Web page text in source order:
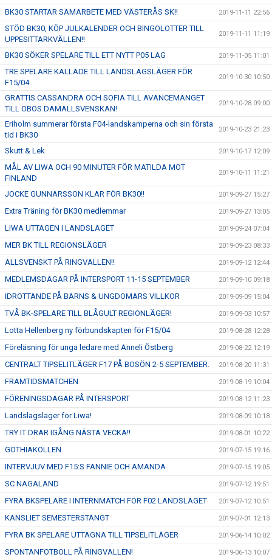
BK30 STARTAR SAMARBETE MED VÄSTERÅS SK!! 2019-11-11 22:56
STÖD BK30, KÖP JULKALENDER OCH BINGOLOTTER TILL
UPPESITTARKVÄLLEN!!
2019-11-11 11:19
BK30 SÖKER SPELARE TILL ETT NYTT P05 LAG 2019-11-05 11:01
TRE SPELARE KALLADE TILL LANDSLAGSLÄGER FÖR
F15/04
2019-10-30 10:50
GRATTIS CASSANDRA OCH SOFIA TILL AVANCEMANGET
TILL OBOS DAMALLSVENSKAN!
2019-10-28 09:00
Eriholm summerar första F04-landskamperna och sin första
tid i BK30
2019-10-23 21:23
Skutt & Lek 2019-10-17 12:09
MÅL AV LIWA OCH 90 MINUTER FÖR MATILDA MOT
FINLAND
2019-10-11 11:21
JOCKE GUNNARSSON KLAR FÖR BK30!! 2019-09-27 15:27
Extra Träning för BK30 medlemmar 2019-09-27 13:05
LIWA UTTAGEN I LANDSLAGET 2019-09-24 07:04
MER BK TILL REGIONSLÄGER 2019-09-23 08:33
ALLSVENSKT PÅ RINGVALLEN!! 2019-09-12 12:44
MEDLEMSDAGAR PÅ INTERSPORT 11-15 SEPTEMBER 2019-09-10 09:18
IDROTTANDE PÅ BARNS & UNGDOMARS VILLKOR 2019-09-09 15:04
TVÅ BK-SPELARE TILL BLÅGULT REGIONLÄGER! 2019-09-03 10:57
Lotta Hellenberg ny förbundskapten för F15/04 2019-08-28 12:28
Föreläsning för unga ledare med Anneli Östberg 2019-08-22 12:19
CENTRALT TIPSELITLÄGER F17 PÅ BOSÖN 2-5 SEPTEMBER. 2019-08-20 11:31
FRAMTIDSMATCHEN 2019-08-19 10:04
FÖRENINGSDAGAR PÅ INTERSPORT 2019-08-12 11:23
Landslagsläger för Liwa! 2019-08-09 10:18
TRY IT DRAR IGÅNG NÄSTA VECKA!! 2019-08-01 10:22
GOTHIAKOLLEN 2019-07-15 19:16
INTERVJUV MED F15:S FANNIE OCH AMANDA 2019-07-15 19:05
SC NAGALAND 2019-07-12 19:51
FYRA BKSPELARE I INTERNMATCH FÖR F02 LANDSLAGET 2019-07-12 10:51
KANSLIET SEMESTERSTÄNGT 2019-07-01 12:13
FYRA BK SPELARE UTTAGNA TILL TIPSELITLÄGER 2019-06-14 10:02
SPONTANFOTBOLL PÅ RINGVALLEN! 2019-06-13 10:07